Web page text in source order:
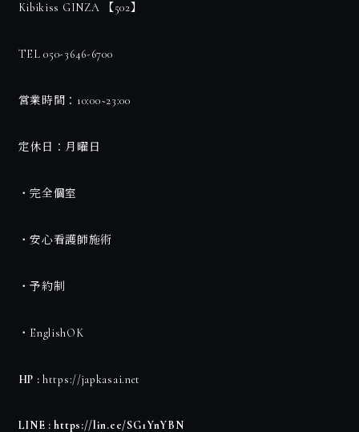
Kibikiss GINZA 【502】
TEL 050-3646-6700
営業時間：10:00~23:00
定休日：月曜日
・完全個室
・安心看護師施術
・予約制
・EnglishOK
HP :https://japkasai.net
LINE :https://lin.ee/SG1YnYBN